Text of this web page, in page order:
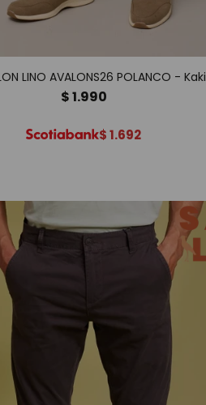
LINO AVALONS26 POLANCO - Kaki
$1.990
$1.692